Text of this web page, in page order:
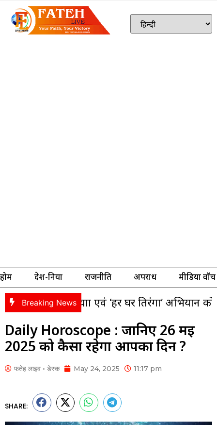
होम देश-दुनिया राजनीति अपराध मीडिया वॉच
Breaking News
यात्रा एवं ‘हर घर तिरंगा’ अभियान को लेकर
Daily Horoscope : जानिए 26 मई
2025 को कैसा रहेगा आपका दिन ?
फतेह लाइव • डेस्क May 24, 2025 11:17 pm
SHARE: